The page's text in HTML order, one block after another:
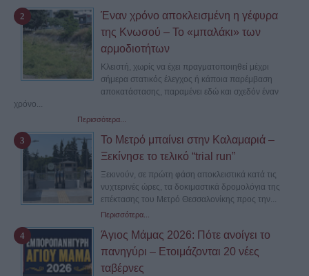
Έναν χρόνο αποκλεισμένη η γέφυρα
της Κνωσού – Το «μπαλάκι» των
αρμοδιοτήτων
Κλειστή, χωρίς να έχει πραγματοποιηθεί μέχρι
σήμερα στατικός έλεγχος ή κάποια παρέμβαση
αποκατάστασης, παραμένει εδώ και σχεδόν έναν
χρόνο...
Περισσότερα...
Το Μετρό μπαίνει στην Καλαμαριά –
Ξεκίνησε το τελικό “trial run”
Ξεκινούν, σε πρώτη φάση αποκλειστικά κατά τις
νυχτερινές ώρες, τα δοκιμαστικά δρομολόγια της
επέκτασης του Μετρό Θεσσαλονίκης προς την...
Περισσότερα...
Άγιος Μάμας 2026: Πότε ανοίγει το
πανηγύρι – Ετοιμάζονται 20 νέες
ταβέρνες